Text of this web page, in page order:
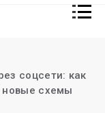
соцсети: как
новые схемы